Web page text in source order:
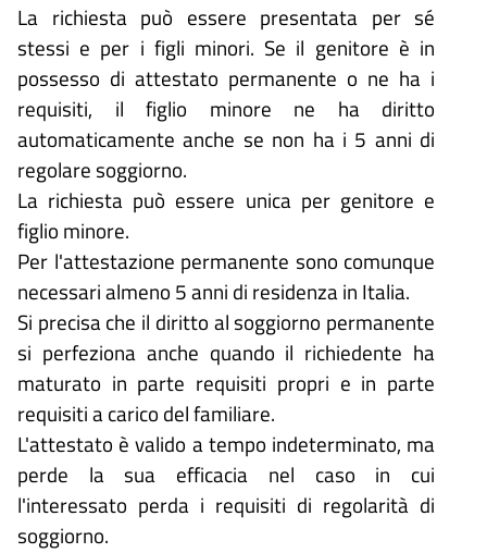
La richiesta può essere presentata per sé
stessi e per i figli minori. Se il genitore è in
possesso di attestato permanente o ne ha i
requisiti, il figlio minore ne ha diritto
automaticamente anche se non ha i 5 anni di
regolare soggiorno.
La richiesta può essere unica per genitore e
figlio minore.
Per l'attestazione permanente sono comunque
necessari almeno 5 anni di residenza in Italia.
Si precisa che il diritto al soggiorno permanente
si perfeziona anche quando il richiedente ha
maturato in parte requisiti propri e in parte
requisiti a carico del familiare.
L'attestato è valido a tempo indeterminato, ma
perde la sua efficacia nel caso in cui
l'interessato perda i requisiti di regolarità di
soggiorno.